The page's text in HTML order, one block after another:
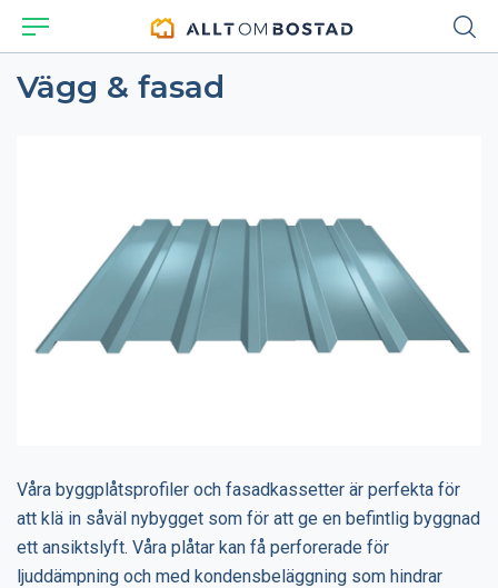
Vägg & fasad
Våra byggplåtsprofiler och fasadkassetter är perfekta för
att klä in såväl nybygget som för att ge en befintlig byggnad
ett ansiktslyft. Våra plåtar kan få perforerade för
ljuddämpning och med kondensbeläggning som hindrar